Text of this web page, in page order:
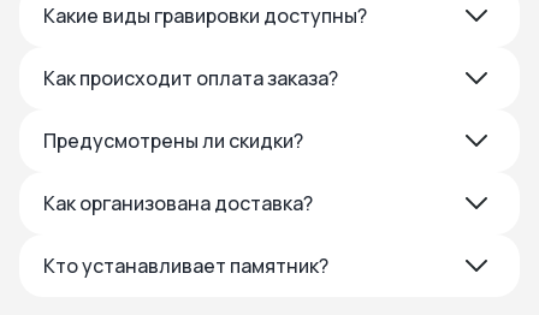
Какие виды гравировки доступны?
Как происходит оплата заказа?
Предусмотрены ли скидки?
Как организована доставка?
Кто устанавливает памятник?